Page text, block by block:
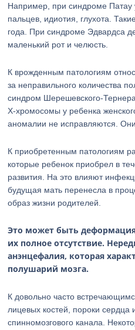
Например, при синдроме Патау
пальцев, идиотия, глухота.
года. При синдроме Эдвардса
маленький рот и челюсть.
К врожденным патологиям
за неправильного количества
синдром Шерешевского-Тернера
Х-хромосомы у ребенка
аномалии не исправляются.
К приобретенным патологиям
которые ребенок приобрел в
развития. На это влияют
будущая мать перенесла в
образ жизни родителей.
Это может быть
их полное отсутствие.
анэнцефалия, которая
полушарий мозга.
К довольно часто
лицевых костей, пороки
спинномозгового канала.